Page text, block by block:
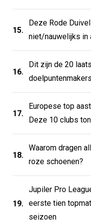
15.
Deze Rode
niet/nauwelijks in
16.
Dit zijn de 20
17.
Europese top
Deze 10
18.
Waarom dragen
roze schoenen?
19.
Jupiler Pro
eerste tien
seizoen